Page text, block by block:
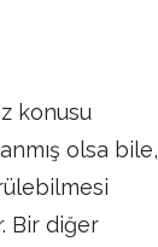
konusu
olsa bile,
Bir diğer